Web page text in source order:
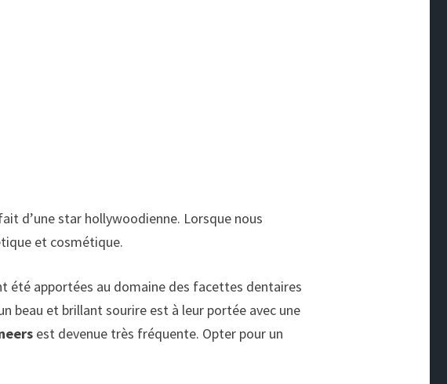
d’une star hollywoodienne. Lorsque nous
et cosmétique.
été apportées au domaine des facettes dentaires
beau et brillant sourire est à leur portée avec une
est devenue très fréquente. Opter pour un